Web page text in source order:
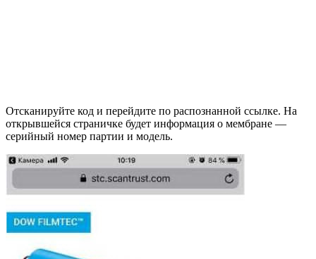
Отсканируйте код и перейдите по распознанной ссылке. На
открывшейся страничке будет информация о мембране —
серийный номер партии и модель.